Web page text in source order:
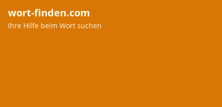
wort-finden.com
Ihre Hilfe beim Wort suchen